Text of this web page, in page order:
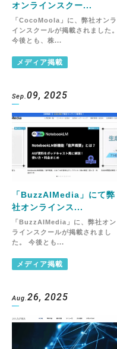
オンラインスクー...
「CocoMoola」に、弊社オンラ
インスクールが掲載されました。
今後とも、株...
メディア掲載
Sep.09, 2025
「BuzzAIMedia」にて弊
社オンラインス...
「BuzzAIMedia」に、弊社オン
ラインスクールが掲載されまし
た。 今後とも...
メディア掲載
Aug.26, 2025